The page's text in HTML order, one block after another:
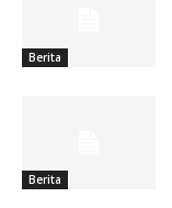
Berita
Berita